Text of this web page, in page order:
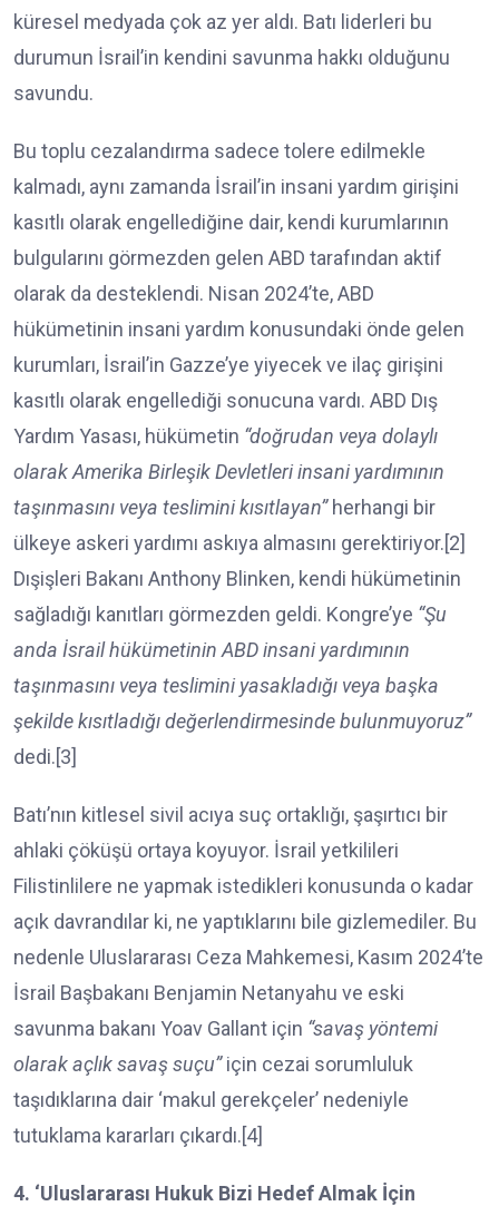
küresel medyada çok az yer aldı. Batı liderleri bu
durumun İsrail’in kendini savunma hakkı olduğunu
savundu.
Bu toplu cezalandırma sadece tolere edilmekle
kalmadı, aynı zamanda İsrail’in insani yardım girişini
kasıtlı olarak engellediğine dair, kendi kurumlarının
bulgularını görmezden gelen ABD tarafından aktif
olarak da desteklendi. Nisan 2024’te, ABD
hükümetinin insani yardım konusundaki önde gelen
kurumları, İsrail’in Gazze’ye yiyecek ve ilaç girişini
kasıtlı olarak engellediği sonucuna vardı. ABD Dış
Yardım Yasası, hükümetin “doğrudan veya dolaylı
olarak Amerika Birleşik Devletleri insani yardımının
taşınmasını veya teslimini kısıtlayan”herhangi bir
ülkeye askeri yardımı askıya almasını gerektiriyor.[2]
Dışişleri Bakanı Anthony Blinken, kendi hükümetinin
sağladığı kanıtları görmezden geldi. Kongre’ye “Şu
anda İsrail hükümetinin ABD insani yardımının
taşınmasını veya teslimini yasakladığı veya başka
şekilde kısıtladığı değerlendirmesinde bulunmuyoruz”
dedi.[3]
Batı’nın kitlesel sivil acıya suç ortaklığı, şaşırtıcı bir
ahlaki çöküşü ortaya koyuyor. İsrail yetkilileri
Filistinlilere ne yapmak istedikleri konusunda o kadar
açık davrandılar ki, ne yaptıklarını bile gizlemediler. Bu
nedenle Uluslararası Ceza Mahkemesi, Kasım 2024’te
İsrail Başbakanı Benjamin Netanyahu ve eski
savunma bakanı Yoav Gallant için “savaş yöntemi
olarak açlık savaş suçu”için cezai sorumluluk
taşıdıklarına dair ‘makul gerekçeler’ nedeniyle
tutuklama kararları çıkardı.[4]
4. ‘Uluslararası Hukuk Bizi Hedef Almak İçin